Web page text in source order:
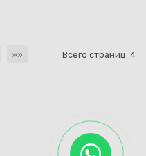
Всего страниц: 4
»»